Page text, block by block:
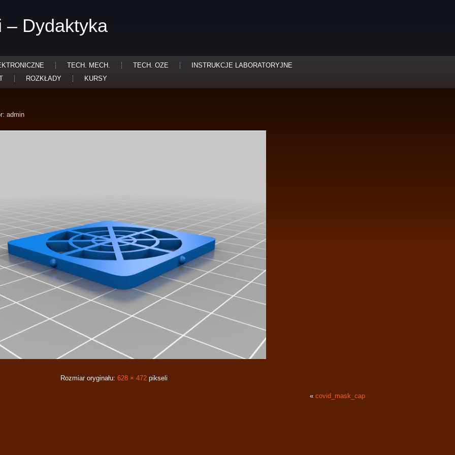
– Dydaktyka
TECH. MECH. TECH. OZE
INSTRUKCJE LABORATORYJNE
ROZKŁADY KURSY
admin
Rozmiar oryginału: 628 × 472pikseli
« covid_mask_cap